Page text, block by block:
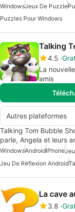
WindowsJeux De Puzzle
Puzzles Pour Windows
Talking
4.5
La
amis
Autres plateformes
Talking Tom Bubble
parle, Angela et leurs
WindowsAndroidiPhone
Jeu De Réflexion Android
La cave
3.8